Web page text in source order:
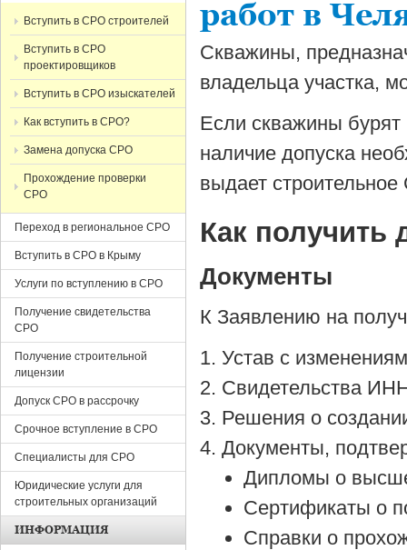
работ в
Скважины,
владельца участка,
Если скважины бурят
наличие допуска
выдает
Как получить
Документы
К Заявлению на
Устав с
Свидетельства
Решения о
Документы,
Дипломы о
Сертификаты о
Справки о
Вступить в СРО строителей
Вступить в СРО
проектировщиков
Вступить в СРО изыскателей
Как вступить в СРО?
Замена допуска СРО
Прохождение проверки
СРО
Переход в региональное СРО
Вступить в СРО в Крыму
Услуги по вступлению в СРО
Получение свидетельства
СРО
Получение строительной
лицензии
Допуск СРО в рассрочку
Срочное вступление в СРО
Специалисты для СРО
Юридические услуги для
строительных организаций
ИНФОРМАЦИЯ